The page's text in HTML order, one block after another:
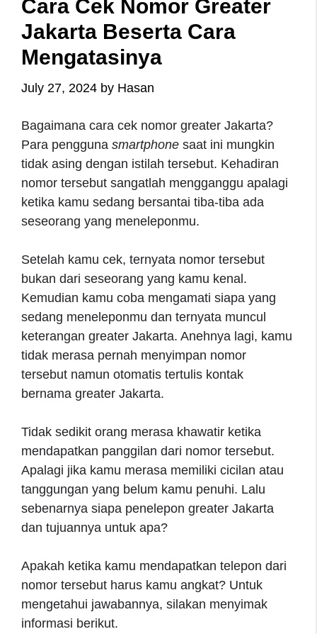
Cara Cek Nomor Greater
Jakarta Beserta Cara
Mengatasinya
July 27, 2024 by Hasan
Bagaimana cara cek nomor greater Jakarta?
Para pengguna smartphone saat ini mungkin
tidak asing dengan istilah tersebut. Kehadiran
nomor tersebut sangatlah mengganggu apalagi
ketika kamu sedang bersantai tiba-tiba ada
seseorang yang meneleponmu.
Setelah kamu cek, ternyata nomor tersebut
bukan dari seseorang yang kamu kenal.
Kemudian kamu coba mengamati siapa yang
sedang meneleponmu dan ternyata muncul
keterangan greater Jakarta. Anehnya lagi, kamu
tidak merasa pernah menyimpan nomor
tersebut namun otomatis tertulis kontak
bernama greater Jakarta.
Tidak sedikit orang merasa khawatir ketika
mendapatkan panggilan dari nomor tersebut.
Apalagi jika kamu merasa memiliki cicilan atau
tanggungan yang belum kamu penuhi. Lalu
sebenarnya siapa penelepon greater Jakarta
dan tujuannya untuk apa?
Apakah ketika kamu mendapatkan telepon dari
nomor tersebut harus kamu angkat? Untuk
mengetahui jawabannya, silakan menyimak
informasi berikut.